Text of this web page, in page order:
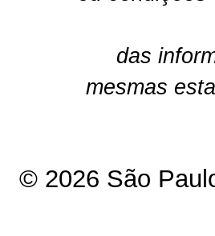
das
mesmas
© 2026 São